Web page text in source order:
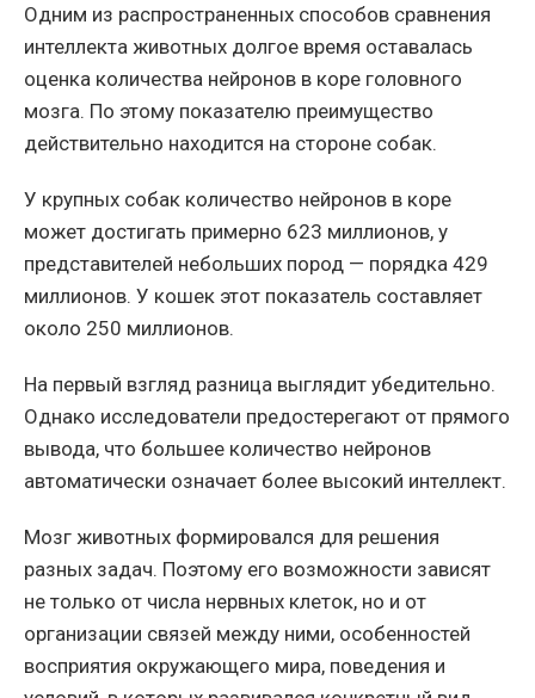
Одним из распространенных способов сравнения
интеллекта животных долгое время оставалась
оценка количества нейронов в коре головного
мозга. По этому показателю преимущество
действительно находится на стороне собак.
У крупных собак количество нейронов в коре
может достигать примерно 623 миллионов, у
представителей небольших пород — порядка 429
миллионов. У кошек этот показатель составляет
около 250 миллионов.
На первый взгляд разница выглядит убедительно.
Однако исследователи предостерегают от прямого
вывода, что большее количество нейронов
автоматически означает более высокий интеллект.
Мозг животных формировался для решения
разных задач. Поэтому его возможности зависят
не только от числа нервных клеток, но и от
организации связей между ними, особенностей
восприятия окружающего мира, поведения и